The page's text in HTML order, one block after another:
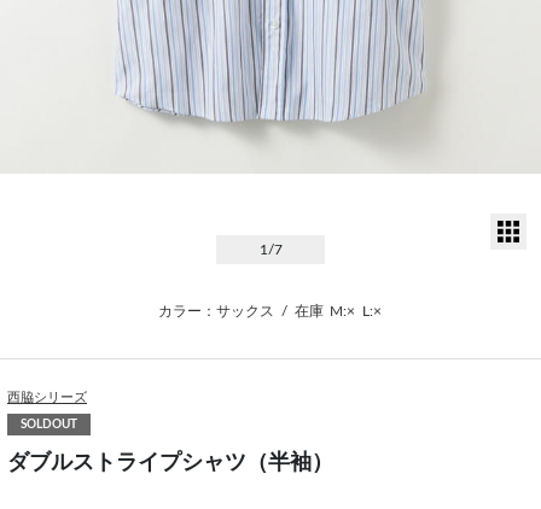
1 /7
カラー：サックス / 在庫 M:× L:×
西脇シリーズ
SOLDOUT
ダブルストライプシャツ（半袖）